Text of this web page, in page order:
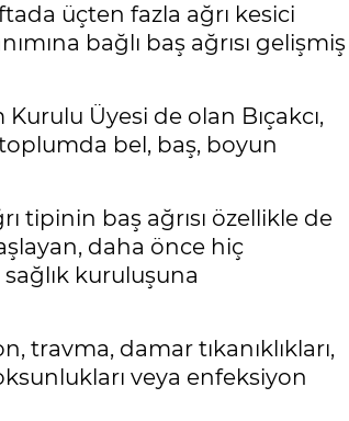
üçten fazla ağrı kesici
bağlı baş ağrısı gelişmiş
Üyesi de olan Bıçakcı,
bel, baş, boyun
tipinin baş ağrısı özellikle de
daha önce hiç
kuruluşuna
travma, damar tıkanıklıkları,
veya enfeksiyon